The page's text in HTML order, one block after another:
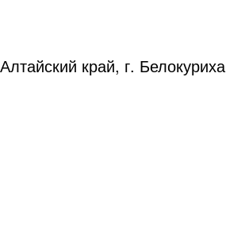
Алтайский край, г. Белокуриха